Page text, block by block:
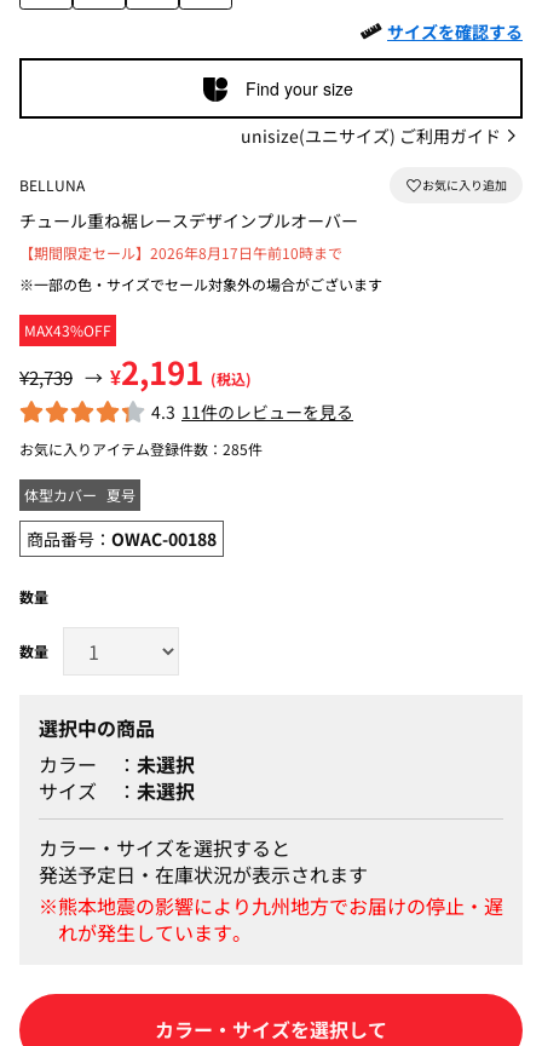
サイズを確認する
Find your size
unisize(ユニサイズ) ご利用ガイド
BELLUNA
チュール重ね裾レースデザインプルオーバー
MAX43%OFF
【期間限定セール】2026年8月17日午前10時まで
※一部の色・サイズでセール対象外の場合がございます
¥2,739 → ¥2,191 (税込)
4.3 11件のレビューを見る
お気に入りアイテム登録件数： 285件
体型カバー 夏号
商品番号： OWAC-00188
数量
選択中の商品
カラー
未選択
サイズ
未選択
カラー・サイズを選択すると
発送予定日・在庫状況が表示されます
カートに入れる